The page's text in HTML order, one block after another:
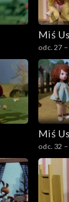
Miś
odc. 27
Miś
odc. 32